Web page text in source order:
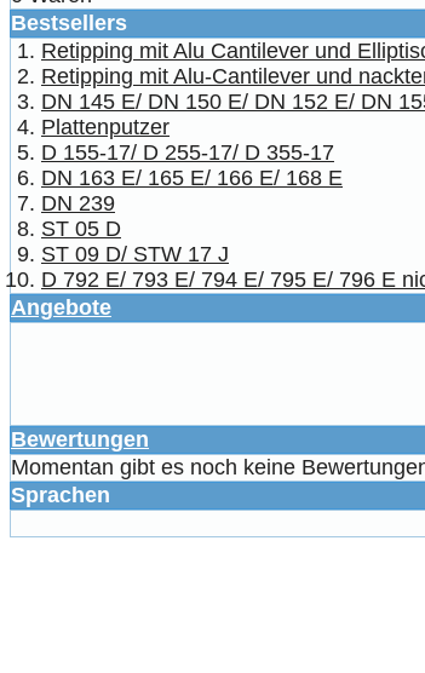
Bestsellers
Retipping mit Alu Cantilever und
Retipping mit Alu-Cantilever und
DN 145 E/ DN 150 E/ DN 152 E/ DN
Plattenputzer
D 155-17/ D 255-17/ D 355-17
DN 163 E/ 165 E/ 166 E/ 168 E
DN 239
ST 05 D
ST 09 D/ STW 17 J
D 792 E/ 793 E/ 794 E/ 795 E/ 796 E
Angebote
Bewertungen
Momentan gibt es noch keine
Sprachen